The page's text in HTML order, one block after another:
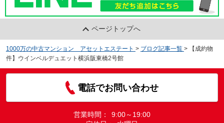
ページトップへ
1000万の中古マンション アセットエステート > ブログ記事一覧 >
【成約物
件】ウインベルデュエット横浜阪東橋2号館
電話でお問い合わせ
営業時間：
9:00～19:00